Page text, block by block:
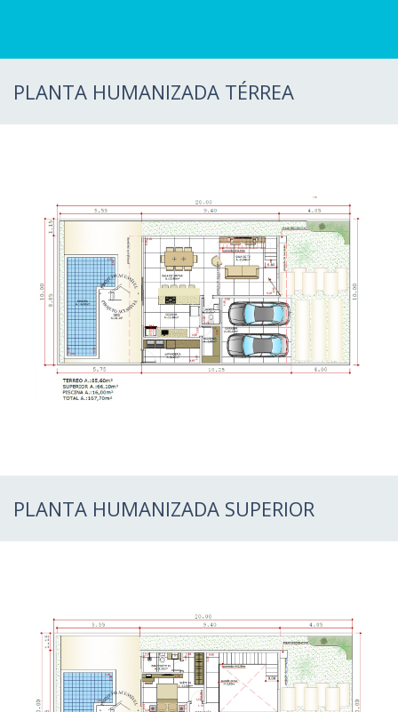
PLANTA HUMANIZADA TÉRREA
PLANTA HUMANIZADA SUPERIOR